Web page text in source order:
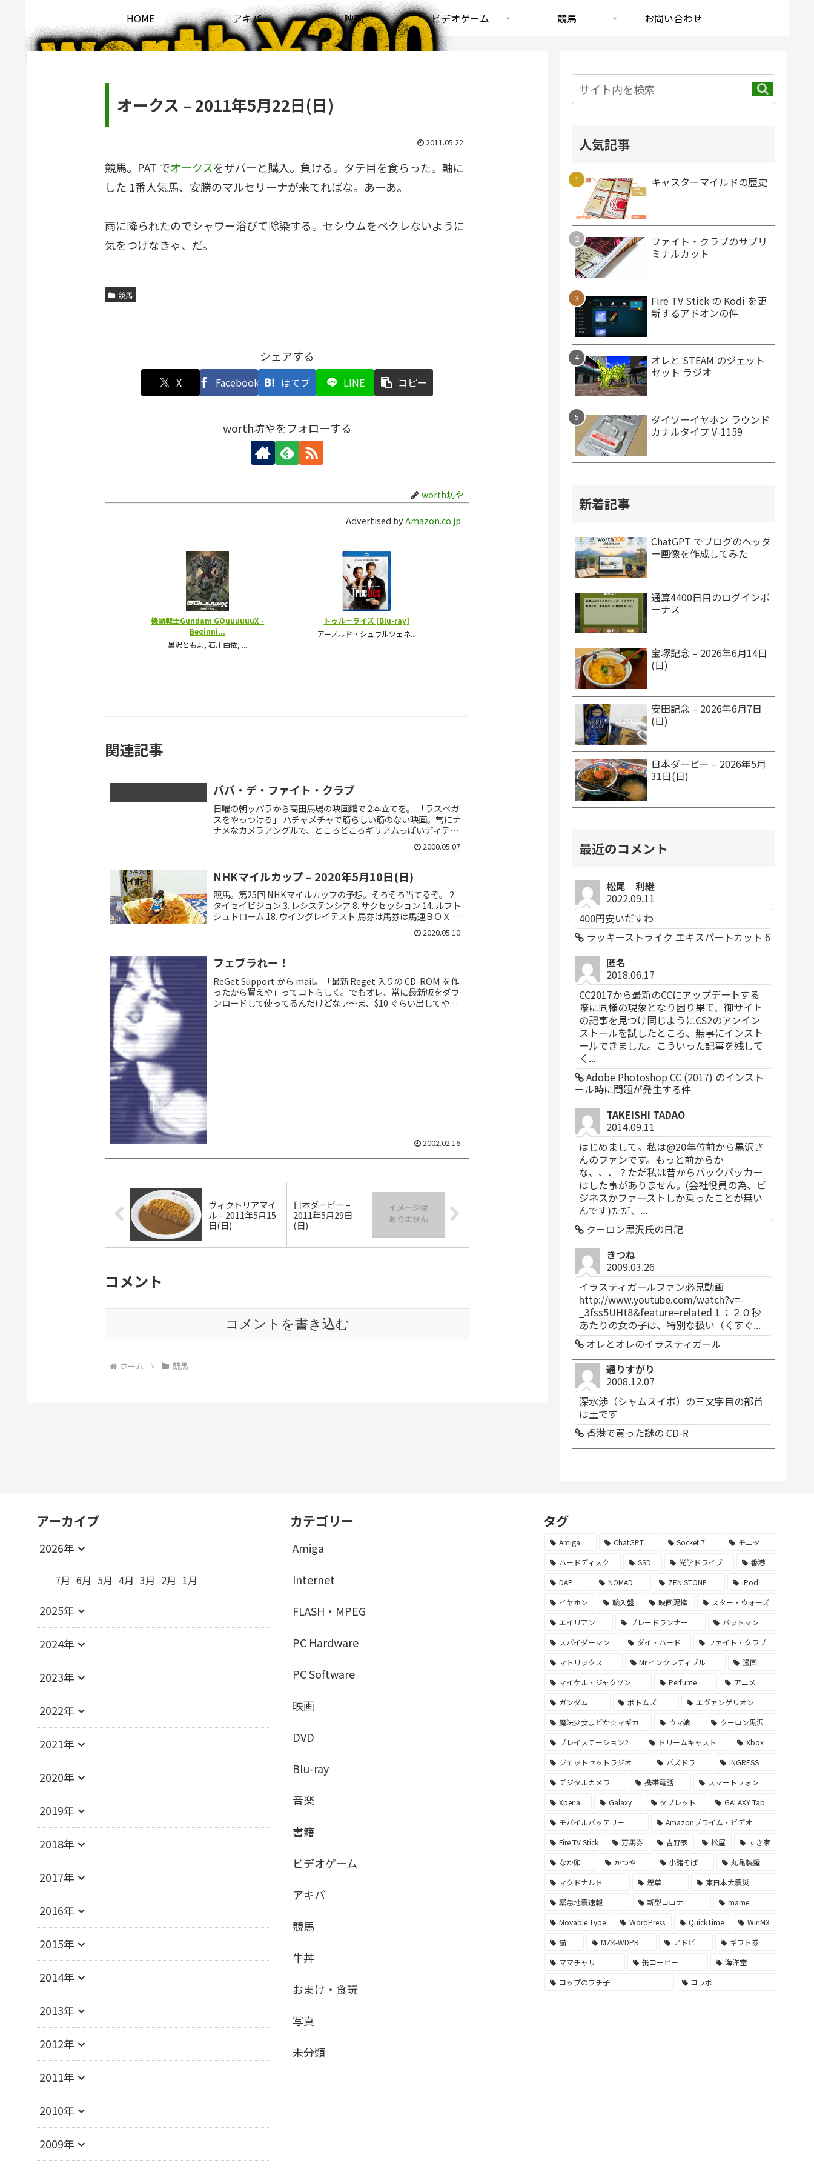
HOME アキバ 映画 ビデオゲーム 競馬 お問い合わせ
オークス – 2011年5月22日(日)
2011.05.22
競馬。PAT でオークスをザバーと購入。負ける。タテ目を食らった。軸に
した 1番人気馬、安勝のマルセリーナが来てればな。あーあ。
雨に降られたのでシャワー浴びて除染する。セシウムをベクレないように
気をつけなきゃ、だ。
競馬
シェアする
X Facebook はてブ LINE コピー
worth坊やをフォローする
worth坊や
Advertised byAmazon.co.jp
関連記事
ババ・デ・ファイト・クラブ
日曜の朝ッパラから高田馬場の映画館で 2本立てを。 「ラスベガ
スをやっつけろ」 ハチャメチャで筋らしい筋のない映画。常にナ
ナメなカメラアングルで、ところどころギリアムっぽいディテー
ル。ジョニー・デップのスゴさが分かったよーな気がした。2000.05.07
NHKマイルカップ – 2020年5月10日(日)
競馬。第25回 NHKマイルカップの予想。そろそろ当てるぞ。 2.
タイセイビジョン 3. レシステンシア 8. サクセッション 14. ルフト
シュトローム 18. ウイングレイテスト 馬券は馬券は馬連ＢＯＸ 10
2020.05.10
フェブラれー！
ReGet Support から mail。「最新 Reget 入りの CD-ROM を作
ったから買えや」ってコトらしく。でもオレ、常に最新版をダウ
ンロードして使ってるんだけどなァ～ま、$10 ぐらい出してやっ
2002.02.16
ヴィクトリアマイ
ル – 2011年5月15
日(日)
日本ダービー –
2011年5月29日
(日)
コメント
コメントを書き込む
ホーム 競馬
人気記事
キャスターマイルドの歴史
ファイト・クラブのサブリ
ミナルカット
Fire TV Stick の Kodi を更
新するアドオンの件
オレと STEAM のジェット
セット ラジオ
ダイソーイヤホン ラウンド
カナルタイプ V-1159
新着記事
ChatGPT でブログのヘッダ
ー画像を作成してみた
通算4400日目のログインボ
ーナス
宝塚記念 – 2026年6月14日
(日)
安田記念 – 2026年6月7日
(日)
日本ダービー – 2026年5月
31日(日)
最近のコメント
松尾 利継
2022.09.11
400円安いだすわ
ラッキーストライク エキスパートカット 6
匿名
2018.06.17
CC2017から最新のCCにアップデートする
際に同様の現象となり困り果て、御サイト
の記事を見つけ同じようにCS2のアンイン
ストールを試したところ、無事にインスト
ールできました。こういった記事を残して
く...
Adobe Photoshop CC (2017) のインスト
ール時に問題が発生する件
TAKEISHI TADAO
2014.09.11
はじめまして。私は@20年位前から黒沢さ
んのファンです。もっと前からか
な、、、？ただ私は昔からバックパッカー
はした事がありません。(会社役員の為、ビ
ジネスかファーストしか乗ったことが無い
んです)ただ、...
クーロン黒沢氏の日記
きつね
2009.03.26
イラスティガールファン必見動画
http://www.youtube.com/watch?v=-
_3fss5UHt8&feature=related１：２０秒
あたりの女の子は、特別な扱い（くすぐ...
オレとオレのイラスティガール
通りすがり
2008.12.07
深水渉（シャムスイポ）の三文字目の部首
は土です
香港で買った謎の CD-R
アーカイブ
2026年
7月 6月 5月 4月 3月 2月 1月
2025年
2024年
2023年
2022年
2021年
2020年
2019年
2018年
2017年
2016年
2015年
2014年
2013年
2012年
2011年
2010年
2009年
カテゴリー
Amiga
Internet
FLASH・MPEG
PC Hardware
PC Software
映画
DVD
Blu-ray
音楽
書籍
ビデオゲーム
アキバ
競馬
牛丼
おまけ・食玩
写真
未分類
タグ
Amiga ChatGPT Socket 7
モニタ
ハードディスク
SSD 光学ドライブ
香港
DAP
NOMAD ZEN STONE
iPod
イヤホン
輸入盤 映画泥棒
スター・ウォーズ
エイリアン
ブレードランナー
バットマン
スパイダーマン
ダイ・ハード
ファイト・クラブ
マトリックス
Mr.インクレディブル
漫画
マイケル・ジャクソン
Perfume
アニメ
ガンダム
ボトムズ
エヴァンゲリオン
魔法少女まどか☆マギカ
ウマ娘
クーロン黒沢
プレイステーション2
ドリームキャスト
Xbox
ジェットセットラジオ
パズドラ
INGRESS
デジタルカメラ
携帯電話
スマートフォン
Xperia
Galaxy タブレット
GALAXY Tab
モバイルバッテリー
Amazonプライム・ビデオ
Fire TV Stick
万馬券 吉野家 松屋
すき家
なか卯
かつや 小諸そば
丸亀製麵
マクドナルド
煙草
東日本大震災
緊急地震速報
新型コロナ
mame
Movable Type
WordPress QuickTime
WinMX
猫
MZK-WDPR アドビ
ギフト券
ママチャリ
缶コーヒー
海洋堂
コップのフチ子
コラボ